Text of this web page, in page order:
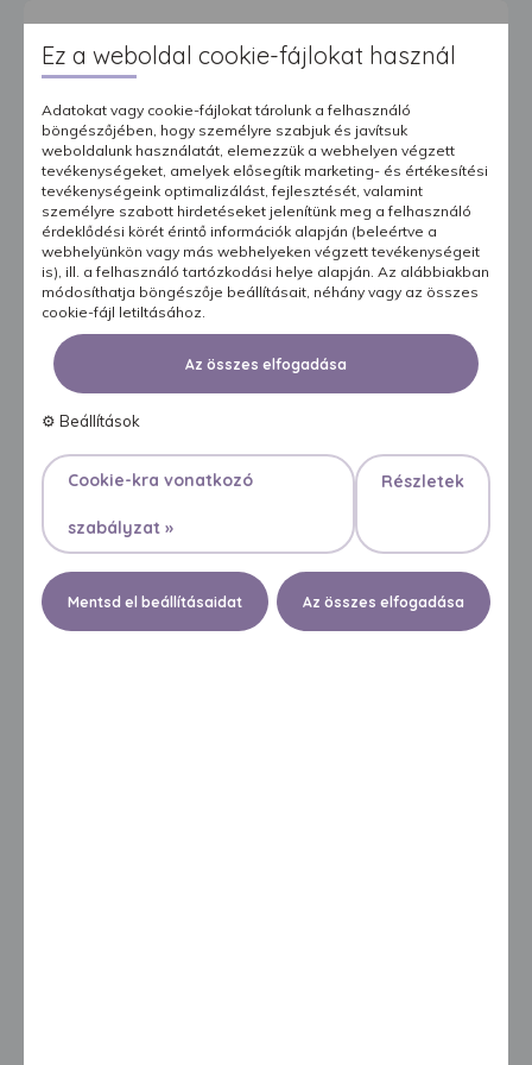
NADRÁGPELENKÁK
esetére.
Ez a weboldal cookie-fájlokat használ
Adatokat vagy cookie-fájlokat tárolunk a felhasználó
böngészőjében, hogy személyre szabjuk és javítsuk
weboldalunk használatát, elemezzük a webhelyen végzett
tevékenységeket, amelyek elősegítik marketing- és értékesítési
tevékenységeink optimalizálást, fejlesztését, valamint
személyre szabott hirdetéseket jelenítünk meg a felhasználó
érdeklődési körét érintő információk alapján (beleértve a
webhelyünkön vagy más webhelyeken végzett tevékenységeit
is), ill. a felhasználó tartózkodási helye alapján. Az alábbiakban
módosíthatja böngészője beállításait, néhány vagy az összes
cookie-fájl letiltásához.
Az összes elfogadása
⚙ Beállítások
Cookie-kra vonatkozó
szabályzat »
Részletek
Mentsd el beállításaidat Az összes elfogadása